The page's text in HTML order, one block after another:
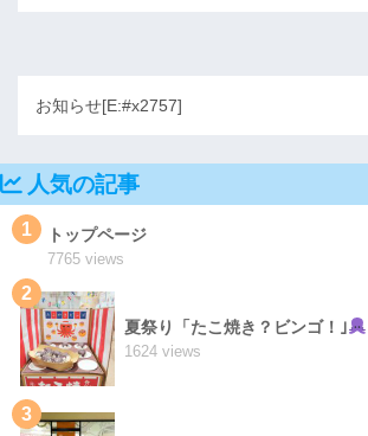
お知らせ[E:#x2757]️
人気の記事
1 トップページ
7765 views
2
夏祭り「たこ焼き？ビンゴ！｣
1624 views
3